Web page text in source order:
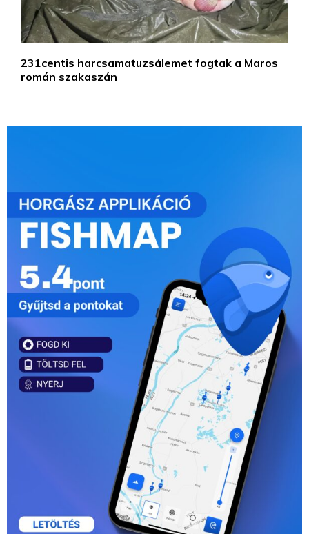
231centis harcsamatuzsálemet fogtak a Maros
román szakaszán